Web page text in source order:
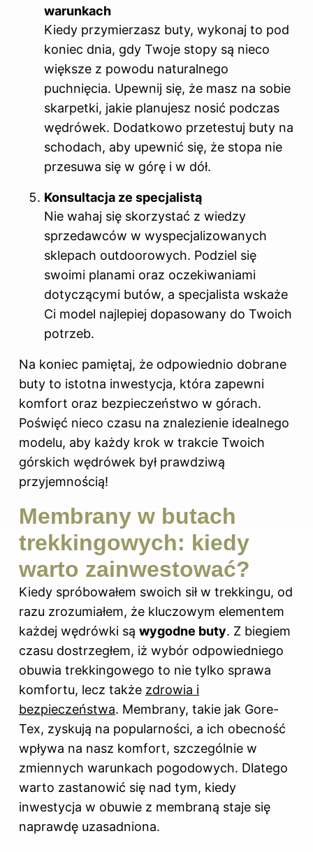
warunkach
Kiedy przymierzasz buty, wykonaj to pod
koniec dnia, gdy Twoje stopy są nieco
większe z powodu naturalnego
puchnięcia. Upewnij się, że masz na sobie
skarpetki, jakie planujesz nosić podczas
wędrówek. Dodatkowo przetestuj buty na
schodach, aby upewnić się, że stopa nie
przesuwa się w górę i w dół.
Konsultacja ze specjalistą
Nie wahaj się skorzystać z wiedzy
sprzedawców w wyspecjalizowanych
sklepach outdoorowych. Podziel się
swoimi planami oraz oczekiwaniami
dotyczącymi butów, a specjalista wskaże
Ci model najlepiej dopasowany do Twoich
potrzeb.
Na koniec pamiętaj, że odpowiednio dobrane
buty to istotna inwestycja, która zapewni
komfort oraz bezpieczeństwo w górach.
Poświęć nieco czasu na znalezienie idealnego
modelu, aby każdy krok w trakcie Twoich
górskich wędrówek był prawdziwą
przyjemnością!
Membrany w butach
trekkingowych: kiedy
warto zainwestować?
Kiedy spróbowałem swoich sił w trekkingu, od
razu zrozumiałem, że kluczowym elementem
każdej wędrówki są wygodne buty. Z biegiem
czasu dostrzegłem, iż wybór odpowiedniego
obuwia trekkingowego to nie tylko sprawa
komfortu, lecz także zdrowia i
bezpieczeństwa. Membrany, takie jak Gore-
Tex, zyskują na popularności, a ich obecność
wpływa na nasz komfort, szczególnie w
zmiennych warunkach pogodowych. Dlatego
warto zastanowić się nad tym, kiedy
inwestycja w obuwie z membraną staje się
naprawdę uzasadniona.